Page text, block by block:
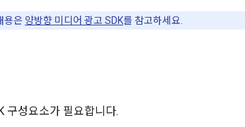
용은 양방향 미디어 광고 SDK를 참고하세요.
구성요소가 필요합니다.